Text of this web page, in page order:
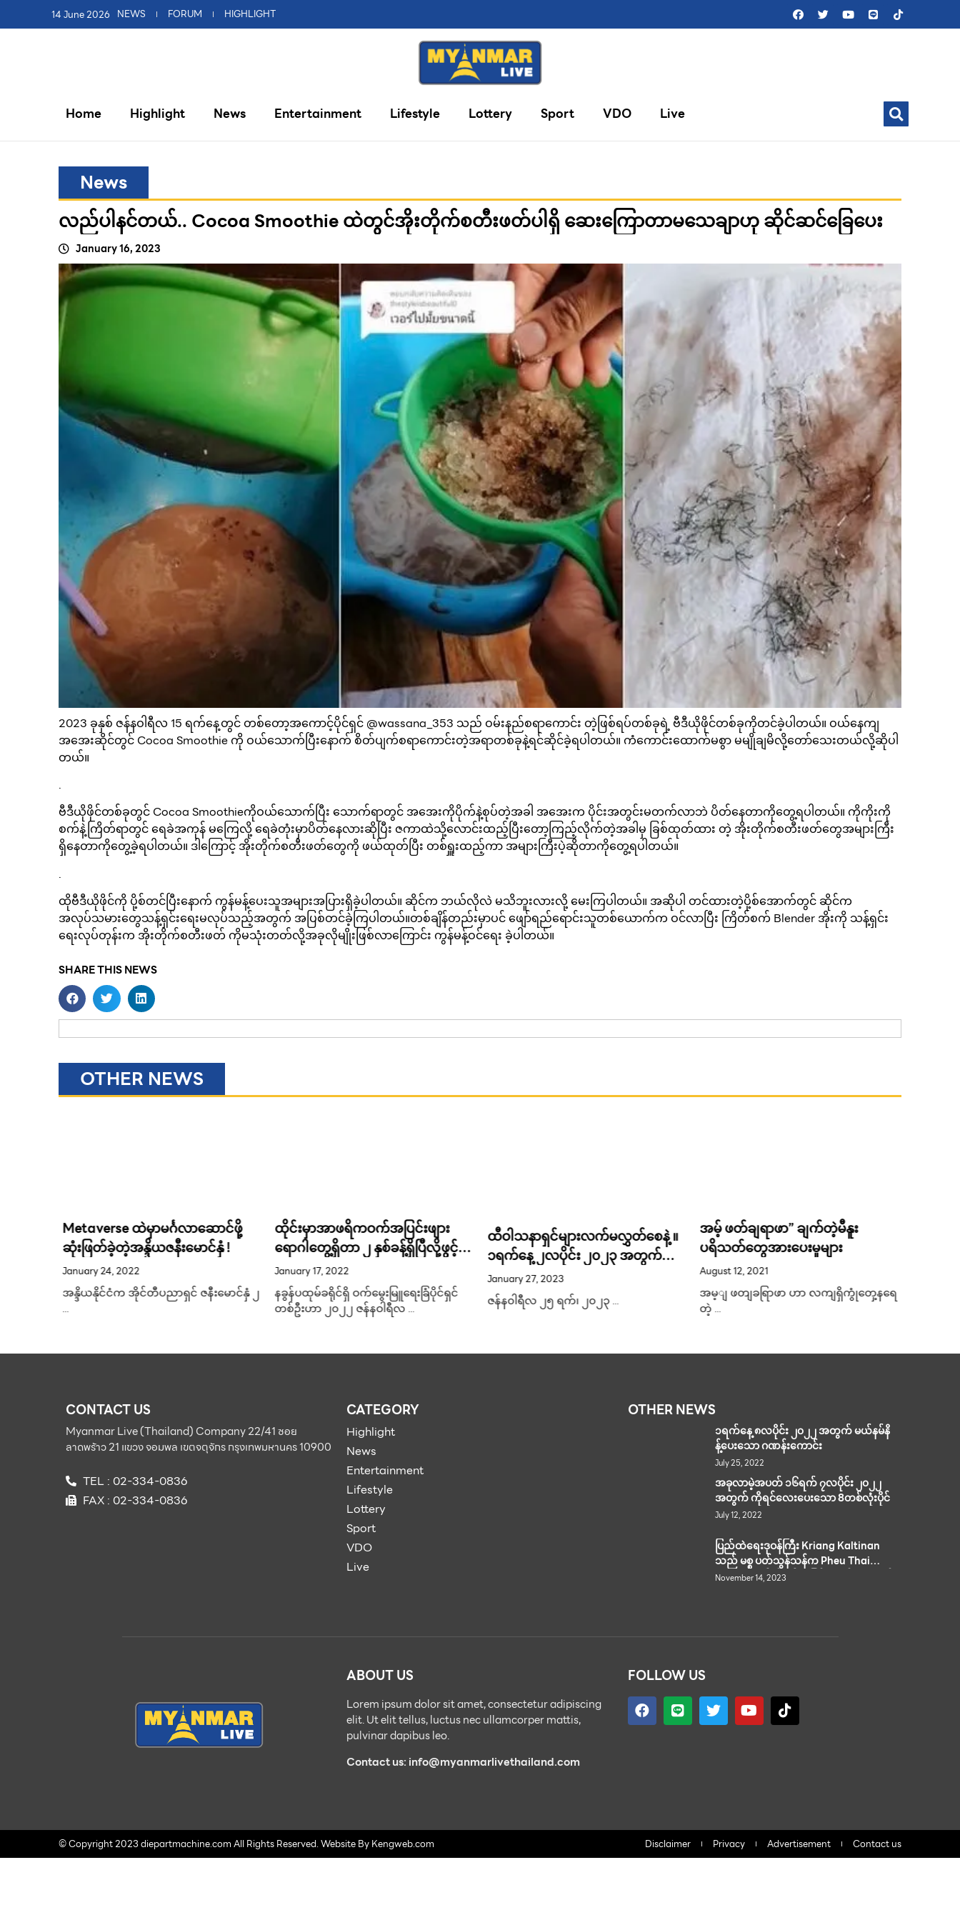
14 June 2026 NEWS FORUM HIGHLIGHT
Home Highlight News Entertainment Lifestyle Lottery Sport VDO Live
News
လည်ပါနင်တယ်.. Cocoa Smoothie ထဲတွင်အိုးတိုက်စတီးဖတ်ပါရှိ ဆေးကြောတာမသေချာဟု ဆိုင်ဆင်ခြေပေး
January 16, 2023
2023 ခုနှစ် ဇန်နဝါရီလ 15 ရက်နေ့တွင် တစ်တော့အကောင့်ပိုင်ရှင် @wassana_353 သည် ဝမ်းနည်စရာကောင်း တဲ့ဖြစ်ရပ်တစ်ခုရဲ့ ဗီဒီယိုဖိုင်တစ်ခုကိုတင်ခဲ့ပါတယ်။ ဝယ်နေကျ
အအေးဆိုင်တွင် Cocoa Smoothie ကို ဝယ်သောက်ပြီးနောက် စိတ်ပျက်စရာကောင်းတဲ့အရာတစ်ခုနဲ့ရင်ဆိုင်ခဲ့ရပါတယ်။ ကံကောင်းထောက်မစွာ မမျိုချမိလို့တော်သေးတယ်လို့ဆိုပါ
တယ်။
.
ဗီဒီယိုဖိုင်တစ်ခုတွင် Cocoa Smoothieကိုဝယ်သောက်ပြီး သောက်ရာတွင် အအေးကိုပိုက်နဲ့စုပ်တဲ့အခါ အ‌အေးက ပိုင်းအတွင်းမတက်လာဘဲ ပိတ်နေတာကိုတွေ့ရပါတယ်။ ကိုကိုးကို
စက်နဲ့ကြိတ်ရာတွင် ရေခဲအကုန် မကြေလို့ ရေခဲတုံးမှာပိတ်နေလားဆိုပြီး ဇကာထဲသို့လောင်းထည့်ပြီးတော့ကြည့်လိုက်တဲ့အခါမှ ခြစ်ထုတ်ထား တဲ့ အိုးတိုက်စတီးဖတ်တွေအများကြီး
ရှိနေတာကိုတွေ့ခဲ့ရပါတယ်။ ဒါကြောင့် အိုးတိုက်စတီးဖတ်တွေကို ဖယ်ထုတ်ပြီး တစ်ရှူးထည့်ကာ အများကြီးပဲ့ဆိုတာကိုတွေ့ရပါတယ်။
.
ထိုဗီဒီယိုဖိုင်ကို ပို့စ်တင်ပြီးနောက် ကွန်မန့်ပေးသူအများအပြားရှိခဲ့ပါတယ်။ ဆိုင်က ဘယ်လိုလဲ မသိဘူးလားလို့ မေးကြပါတယ်။ အဆိုပါ တင်ထားတဲ့ပို့စ်အောက်တွင် ဆိုင်က
အလုပ်သမားတွေသန့်ရှင်းရေးမလုပ်သည့်အတွက် အပြစ်တင်ခဲ့ကြပါတယ်။တစ်ချိန်တည်းမှာပင် ဖျော်ရည်ရောင်းသူတစ်ယောက်က ဝင်လာပြီး ကြိတ်စက် Blender အိုးကို သန့်ရှင်း
ရေးလုပ်တုန်းက အိုးတိုက်စတီးဖတ် ကိုမသုံးတတ်လို့အခုလိုမျိုးဖြစ်လာကြောင်း ကွန်မန့်ဝင်ရေး ခဲ့ပါတယ်။
SHARE THIS NEWS
OTHER NEWS
ထိုင်းမှာအာဖရိကဝက်အပြင်းဖျား
ရောဂါတွေ့ရှိတာ ၂ နှစ်ခန့်ရှိပြီလို့ဖွင့်ဟ
လာသူခြံပိုင်ရှင်အသက်အန္တရယ်
ခြိမ်းခြောက်ခံရ !
January 17, 2022
နခွန်ပထုမ်ခရိုင်ရှိ ဝက်မွေးမြူရေးခြံပိုင်ရှင်
တစ်ဦးဟာ ၂၀၂၂ ဇန်နဝါရီလ …
ထီဝါသနာရှင်များလက်မလွှတ်စေနဲ့ ။
၁ရက်နေ့ ၂လပိုင်း ၂၀၂၃ အတွက်
ကျောင်းပူနောဖေ့ ပေးသော ဂဏန်း
ကောင်း
January 27, 2023
ဇန်န၀ါရီလ ၂၅ ရက်၊ ၂၀၂၃ …
အမ့် ဖတ်ချရာဖာ” ချက်တဲ့မီနူး
ပရိသတ်တွေအားပေးမှုများ
August 12, 2021
အမ့ျ ဖတျခရြာဖာ ဟာ လကျရှိကွုံတှေ့နရေ
တဲ့ …
ဆီးဂိမ်းကြိုးဝိုင်းနံဘေးက အလှပဂေး
May 18, 2022
ဗီယက်နမ်လူမှုကွန်ရက်ပေါ်မှာရေပန်းစားနေ
တဲ့ ဆီးဂိမ်းကြိုးဝိုင်းနံဘေးက ထိုင်းအလှ
ပဂေး။ ဗီယက်နမ်နိုင်ငံကအိမ်ရှင်အဖြစ်
CONTACT US
Myanmar Live (Thailand) Company 22/41 ซอย
ลาดพร้าว 21 แขวง จอมพล เขตจตุจักร กรุงเทพมหานคร 10900
TEL : 02-334-0836
FAX : 02-334-0836
CATEGORY
Highlight
News
Entertainment
Lifestyle
Lottery
Sport
VDO
Live
OTHER NEWS
၁ရက်နေ့ ၈လပိုင်း ၂၀၂၂ အတွက် မယ်နမ်နိ
န့်ပေးသော ဂဏန်းကောင်း
July 25, 2022
အခုလာမဲ့အပတ် ၁၆ရက် ၇လပိုင်း ၂၀၂၂
အတွက် ကိုရင်လေးပေးသော 8တစ်လုံးပိုင်
July 12, 2022
ပြည်ထဲရေးဒုဝန်ကြီး Kriang Kaltinan
သည် မစ္စ ပတ်သွန်သန်က Pheu Thai
party ကိုနံပါတ်၁ပါတီဖြစ်အောင် ဦးဆောင်
November 14, 2023
ABOUT US
Lorem ipsum dolor sit amet, consectetur adipiscing
elit. Ut elit tellus, luctus nec ullamcorper mattis,
pulvinar dapibus leo.
Contact us: info@myanmarlivethailand.com
FOLLOW US
© Copyright 2023 diepartmachine.com All Rights Reserved. Website ByKengweb.com Disclaimer Privacy Advertisement Contact us